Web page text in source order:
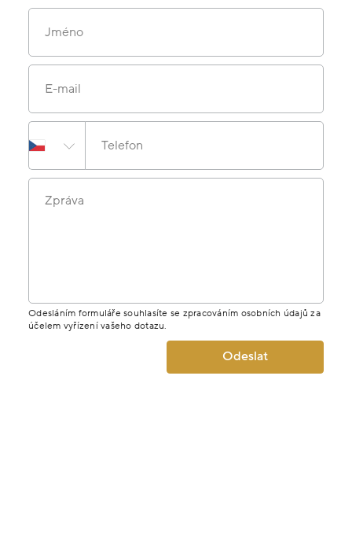
Jméno
E-mail
Telefon
Zpráva
Odesláním formuláře souhlasíte se zpracováním osobních údajů za
účelem vyřízení vašeho dotazu.
Odeslat